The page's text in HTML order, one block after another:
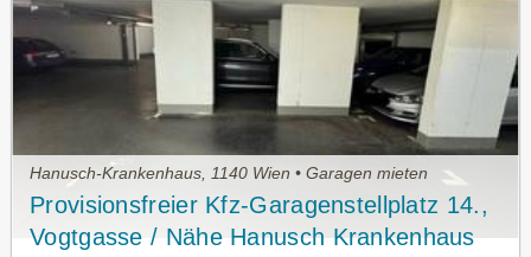
Hanusch-Krankenhaus, 1140 Wien • Garagen mieten
Provisionsfreier Kfz-Garagenstellplatz 14.,
Vogtgasse / Nähe Hanusch Krankenhaus